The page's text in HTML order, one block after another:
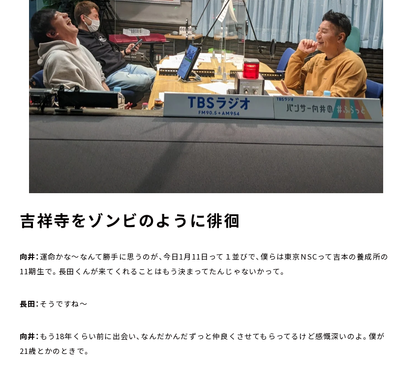
吉祥寺をゾンビのように徘徊
向井： 運命かな～なんて勝手に思うのが、今日1月11日って１並びで、僕らは東京NSCって吉本の養成所の
11期生で。長田くんが来てくれることはもう決まってたんじゃないかって。
長田： そうですね～
向井： もう18年くらい前に出会い、なんだかんだずっと仲良くさせてもらってるけど感慨深いのよ。僕が
21歳とかのときで。